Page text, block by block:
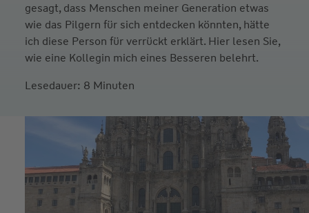
gesagt, dass Menschen meiner Generation etwas
wie das Pilgern für sich entdecken könnten, hätte
ich diese Person für verrückt erklärt. Hier lesen Sie,
wie eine Kollegin mich eines Besseren belehrt.
Lesedauer: 8 Minuten